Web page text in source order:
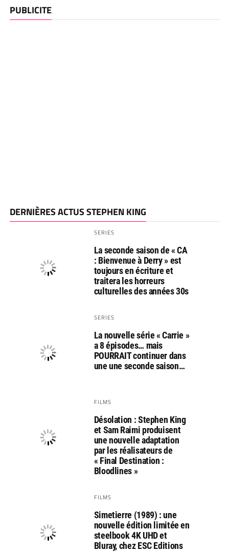
PUBLICITE
DERNIÈRES ACTUS STEPHEN KING
SERIES
La seconde saison de « CA
: Bienvenue à Derry » est
toujours en écriture et
traitera les horreurs
culturelles des années 30s
SERIES
La nouvelle série « Carrie »
a 8 épisodes… mais
POURRAIT continuer dans
une une seconde saison…
FILMS
Désolation : Stephen King
et Sam Raimi produisent
une nouvelle adaptation
par les réalisateurs de
« Final Destination :
Bloodlines »
FILMS
Simetierre (1989) : une
nouvelle édition limitée en
steelbook 4K UHD et
Bluray, chez ESC Editions